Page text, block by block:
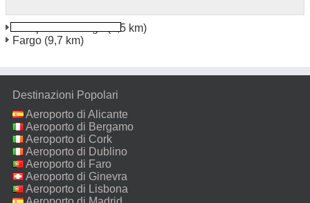
(8,5 km)
Fargo (9,7 km)
Destinazioni Popolari
Aeroporto di Alicante
Aeroporto di Bergamo
Aeroporto di Cork
Aeroporto di Dublino
Aeroporto di Faro
Aeroporto di Ginevra
Aeroporto di Lisbona